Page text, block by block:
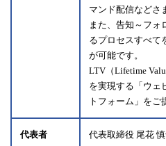
マンド配信などさ
また、告知～フォ
るプロセスすべて
が可能です。
LTV（Lifetime
を実現する「ウェ
トフォーム」をご
代表者 代表取締役 尾花